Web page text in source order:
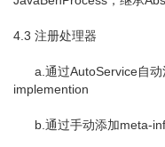
4.3 注册处理器
a.通过AutoService自动
implemention
b.通过手动添加meta-